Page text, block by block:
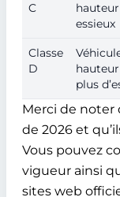
C
essieux
Classe
D
plus
Merci de noter
de 2026 et
Vous pouvez
vigueur ainsi
sites web